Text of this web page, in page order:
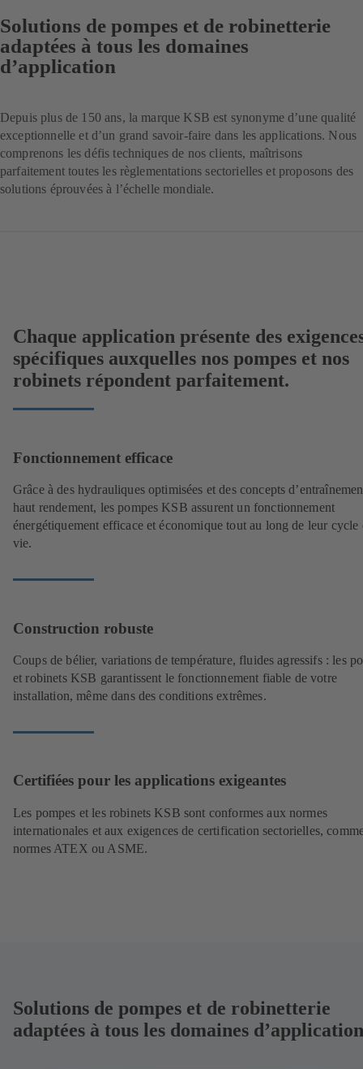
Solutions de pompes et de robinetterie
adaptées à tous les domaines
d’application
Depuis plus de 150 ans, la marque KSB est synonyme d’une qualité
exceptionnelle et d’un grand savoir-faire dans les applications. Nous
comprenons les défis techniques de nos clients, maîtrisons
parfaitement toutes les règlementations sectorielles et proposons des
solutions éprouvées à l’échelle mondiale.
Chaque application présente des
spécifiques auxquelles nos pompes et nos
robinets répondent parfaitement.
Fonctionnement efficace
Grâce à des hydrauliques optimisées et des concepts
haut rendement, les pompes KSB assurent un fonctionnement
énergétiquement efficace et économique tout au long de leur cycle
vie.
Construction robuste
Coups de bélier, variations de température, fluides agressifs : les
et robinets KSB garantissent le fonctionnement fiable de votre
installation, même dans des conditions extrêmes.
Certifiées pour les applications exigeantes
Les pompes et les robinets KSB sont conformes aux normes
internationales et aux exigences de certification sectorielles,
normes ATEX ou ASME.
Solutions de pompes et de robinetterie
adaptées à tous les domaines d’application